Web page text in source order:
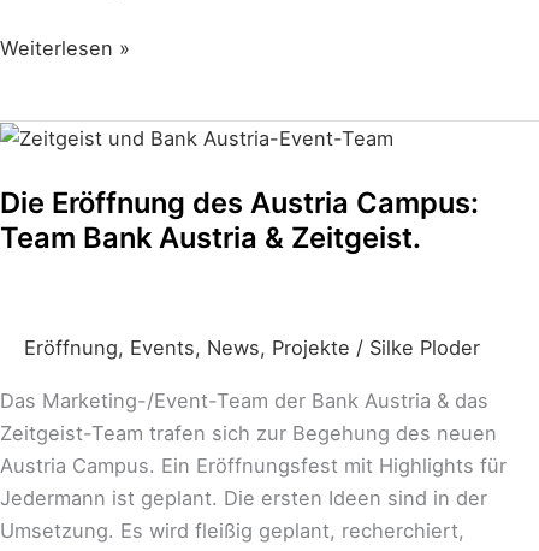
Weiterlesen »
Die Eröffnung des Austria Campus:
Team Bank Austria & Zeitgeist.
Eröffnung, Events, News, Projekte / Silke Ploder
Das Marketing-/Event-Team der Bank Austria & das
Zeitgeist-Team trafen sich zur Begehung des neuen
Austria Campus. Ein Eröffnungsfest mit Highlights für
Jedermann ist geplant. Die ersten Ideen sind in der
Umsetzung. Es wird fleißig geplant, recherchiert,
Die
des
Austria
&
Zeitgeist.